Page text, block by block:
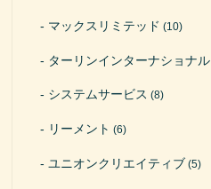
マックスリミテッド (10)
ターリンインターナショナル
システムサービス (8)
リーメント (6)
ユニオンクリエイティブ (5)